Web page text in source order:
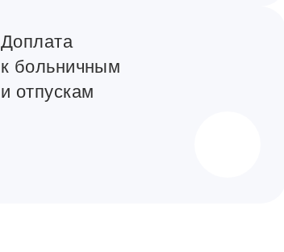
Доплата
к больничным
и отпускам